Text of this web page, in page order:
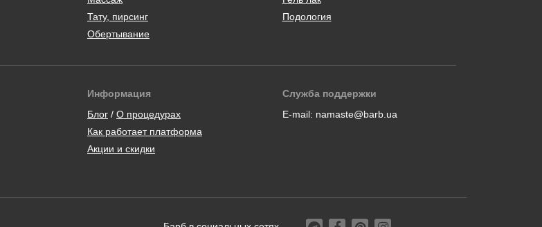
Тату, пирсинг
Обертывание
Подология
Информация
Блог / О процедурах
Как работает платформа
Акции и скидки
Служба поддержки
E-mail: namaste@barb.ua